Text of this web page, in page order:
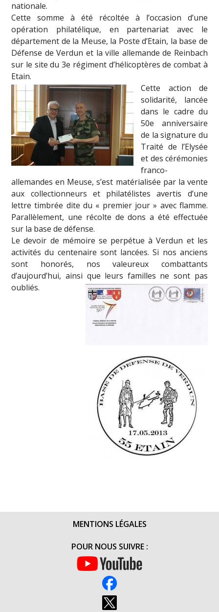
nationale.
Cette somme à été récoltée à l’occasion d’une
opération philatélique, en partenariat avec le
département de la Meuse, la Poste d’Etain, la base de
Défense de Verdun et la ville allemande de Reinbach
sur le site du 3e régiment d’hélicoptères de combat à
Etain.
Cette action de
solidarité, lancée
dans le cadre du
50e anniversaire
de la signature du
Traité de l’Elysée
et des cérémonies
franco-
allemandes en Meuse, s’est matérialisée par la vente
aux collectionneurs et philatélistes avertis d’une
lettre timbrée dite du « premier jour » avec flamme.
Parallèlement, une récolte de dons a été effectuée
sur la base de défense.
Le devoir de mémoire se perpétue à Verdun et les
activités du centenaire sont lancées. Si nos anciens
sont honorés, nos valeureux combattants
d’aujourd’hui, ainsi que leurs familles ne sont pas
oubliés.
MENTIONS LÉGALES
POUR NOUS SUIVRE :